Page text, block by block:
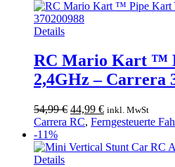
Details
RC Mario Kart ™
2,4GHz – Carrera
54,99€ Ursprünglicher
Preis
54,99 €
44,99 €Aktueller
Preis
44,99 €.
inkl. MwSt
Carrera RC, Ferngesteuerte
-11%
Details